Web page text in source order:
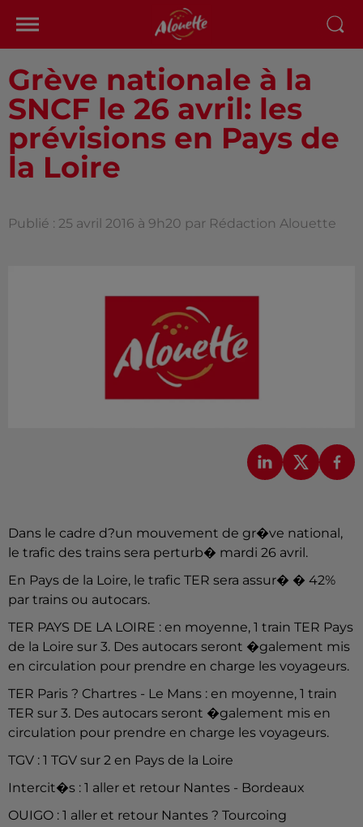
Grève nationale à la
SNCF le 26 avril: les
prévisions en Pays de
la Loire
Publié : 25 avril 2016 à 9h20 par Rédaction Alouette
Dans le cadre d?un mouvement de gr�ve national,
le trafic des trains sera perturb� mardi 26 avril.
En Pays de la Loire, le trafic TER sera assur� � 42%
par trains ou autocars.
TER PAYS DE LA LOIRE : en moyenne, 1 train TER Pays
de la Loire sur 3. Des autocars seront �galement mis
en circulation pour prendre en charge les voyageurs.
TER Paris ? Chartres - Le Mans : en moyenne, 1 train
TER sur 3. Des autocars seront �galement mis en
circulation pour prendre en charge les voyageurs.
TGV : 1 TGV sur 2 en Pays de la Loire
Intercit�s : 1 aller et retour Nantes - Bordeaux
OUIGO : 1 aller et retour Nantes ? Tourcoing